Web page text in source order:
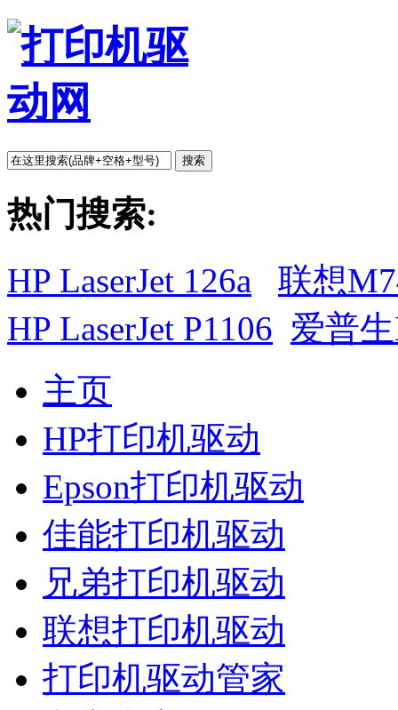
搜索
热门搜索:
HP LaserJet 126a
联想
HP LaserJet P1106 爱普
主页
HP打印机驱动
Epson打印机驱动
佳能打印机驱动
兄弟打印机驱动
联想打印机驱动
打印机驱动管家